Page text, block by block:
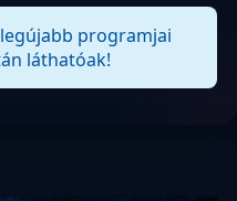
programjai
láthatóak!